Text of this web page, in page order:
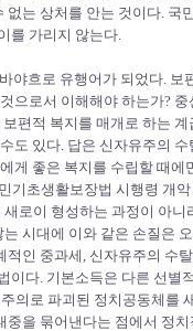
는 상처를 안는 것이다. 국
를 가리지 않는다.
야흐로 유행어가 되었다.
으로서 이해해야 하는가?
편적 복지를 매개로 하는
도 있다. 답은 신자유주의
게 좋은 복지를 수립할 때
기초생활보장법 시행령 개
로이 형성하는 과정이 아
시대에 이와 같은 손질은
인 중과세, 신자유주의 수
이다. 기본소득은 다른 선별
의로 파괴된 정치공동체를
을 묶어낸다는 점에서 정치